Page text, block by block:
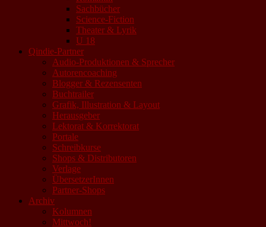
Sachbücher
Science-Fiction
Theater & Lyrik
U 18
Qindie-Partner
Audio-Produktionen & Sprecher
Autorencoaching
Blogger & Rezensenten
Buchtrailer
Grafik, Illustration & Layout
Herausgeber
Lektorat & Korrektorat
Portale
Schreibkurse
Shops & Distributoren
Verlage
ÜbersetzerInnen
Partner-Shops
Archiv
Kolumnen
Mittwoch!